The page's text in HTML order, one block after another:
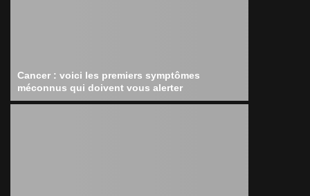
Cancer : voici les premiers symptômes
méconnus qui doivent vous alerter